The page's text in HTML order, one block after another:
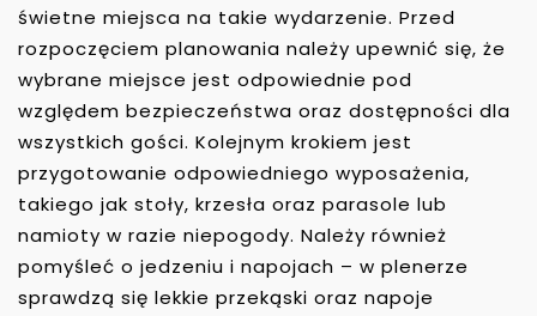
świetne miejsca na takie wydarzenie. Przed
rozpoczęciem planowania należy upewnić się, że
wybrane miejsce jest odpowiednie pod
względem bezpieczeństwa oraz dostępności dla
wszystkich gości. Kolejnym krokiem jest
przygotowanie odpowiedniego wyposażenia,
takiego jak stoły, krzesła oraz parasole lub
namioty w razie niepogody. Należy również
pomyśleć o jedzeniu i napojach – w plenerze
sprawdzą się lekkie przekąski oraz napoje